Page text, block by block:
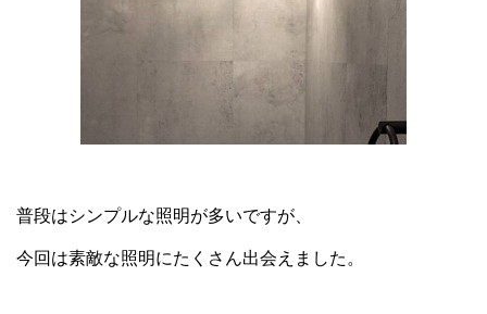
普段はシンプルな照明が多いですが、
今回は素敵な照明にたくさん出会えました。